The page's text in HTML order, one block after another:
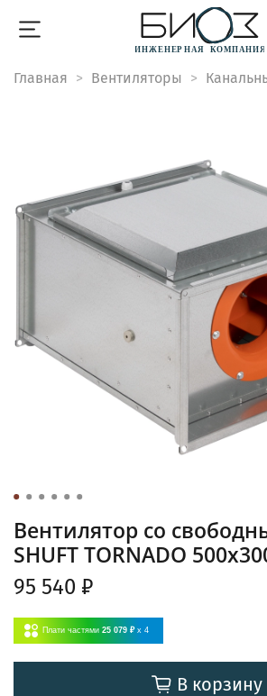
Главная Вентиляторы
Вентилятор cо
SHUFT TORNADO
95 540 ₽
Плати частями 25 079 ₽ x 4
В корзину